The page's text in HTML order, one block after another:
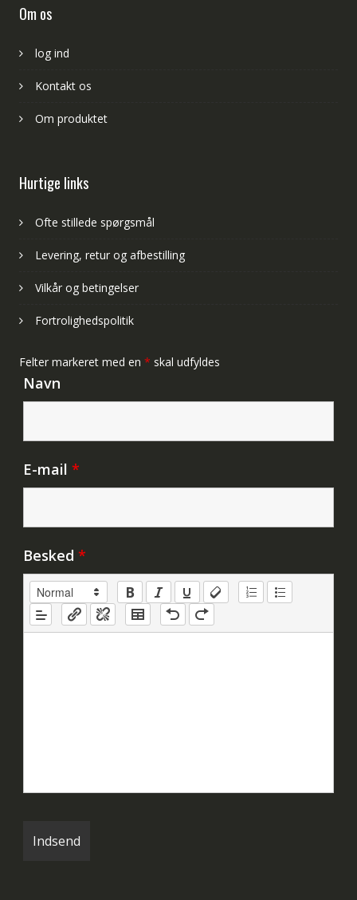
Om os
log ind
Kontakt os
Om produktet
Hurtige links
Ofte stillede spørgsmål
Levering, retur og afbestilling
Vilkår og betingelser
Fortrolighedspolitik
Felter markeret med en * skal udfyldes
Navn
E-mail *
Besked *